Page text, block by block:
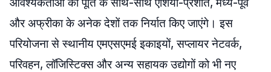
और अफ्रीका के अनेक देशों तक निर्यात किए जाएंगे। इस
परियोजना से स्थानीय एमएसएमई इकाइयों, सप्लायर नेटवर्क,
परिवहन, लॉजिस्टिक्स और अन्य सहायक उद्योगों को भी नए